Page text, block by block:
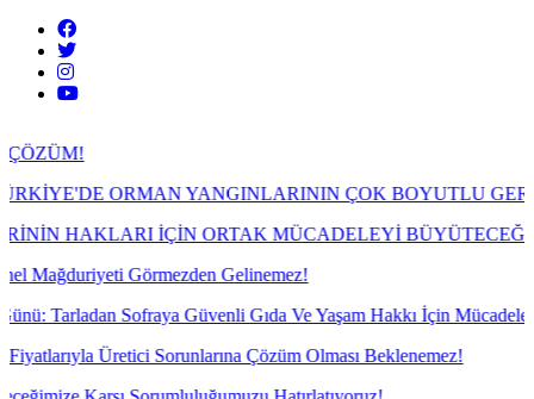
ORMAN YANGINLARININ ÇOK BOYUTLU GERÇEĞİ
İÇİN ORTAK MÜCADELEYİ BÜYÜTECEĞİZ!
Görmezden Gelinemez!
Sofraya Güvenli Gıda Ve Yaşam Hakkı İçin Mücadele!
Sorunlarına Çözüm Olması Beklenemez!